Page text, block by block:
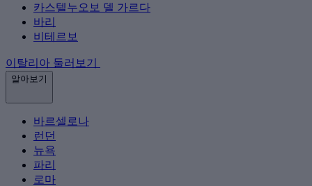
카스텔누오보 델 가르다
바리
비테르보
이탈리아 둘러보기
알아보기
바르셀로나
런던
뉴욕
파리
로마